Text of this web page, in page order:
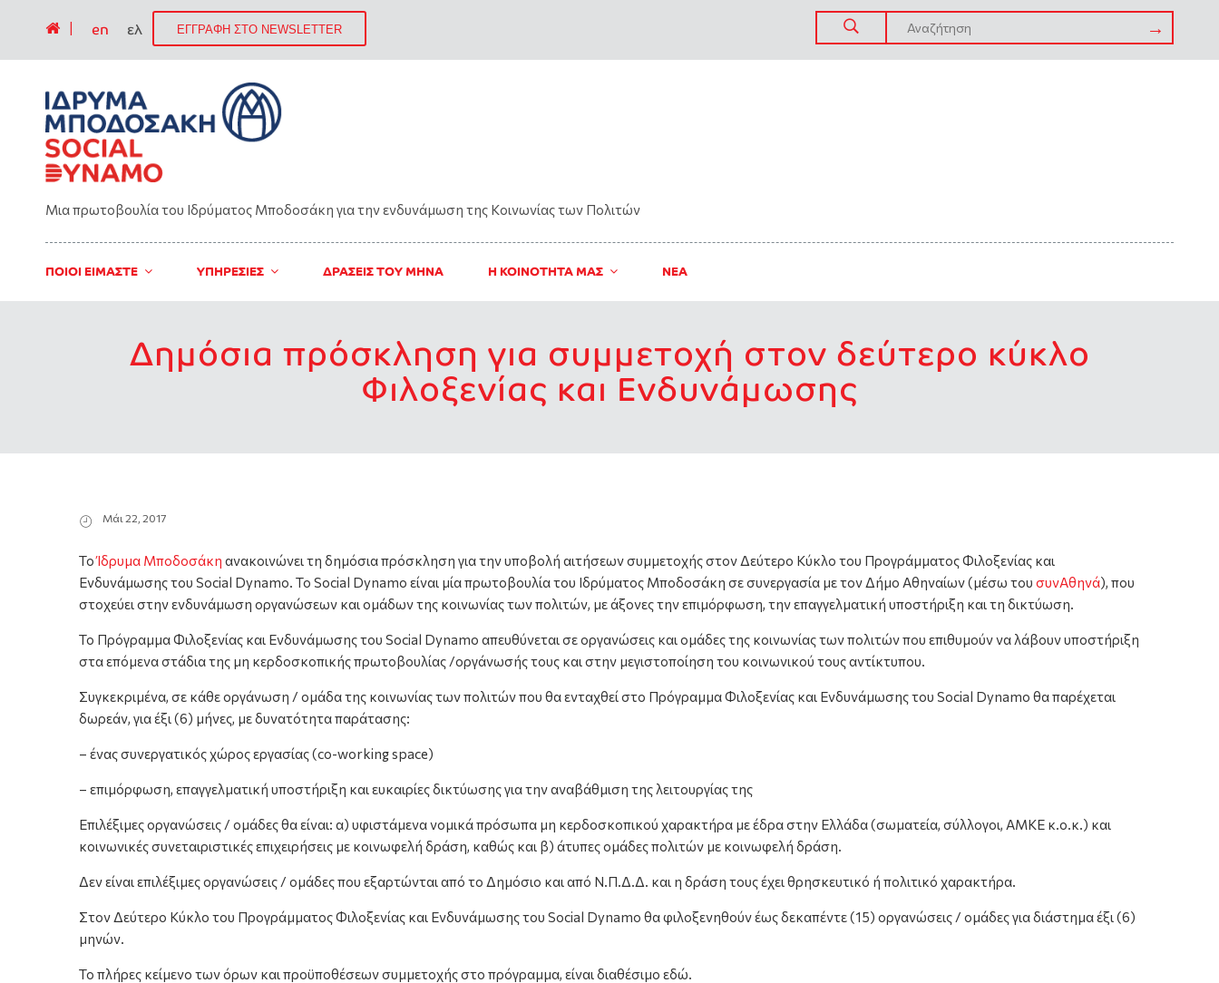
en ελ ΕΓΓΡΑΦΗ ΣΤΟ NEWSLETTER
Μια πρωτοβουλία του Ιδρύματος Μποδοσάκη για την ενδυνάμωση της Kοινωνίας των Πολιτών
ΠΟΙΟΙ ΕΙΜΑΣΤΕ ΥΠΗΡΕΣΙΕΣ ΔΡΑΣΕΙΣ ΤΟΥ ΜΗΝΑ Η ΚΟΙΝΟΤΗΤΑ ΜΑΣ ΝΈΑ
Δημόσια πρόσκληση για συμμετοχή στον δεύτερο κύκλο
Φιλοξενίας και Ενδυνάμωσης
Μάι 22, 2017
ΤοΊδρυμα Μποδοσάκη ανακοινώνει τη δημόσια πρόσκληση για την υποβολή αιτήσεων συμμετοχής στον Δεύτερο Κύκλο του Προγράμματος Φιλοξενίας και
Ενδυνάμωσης του Social Dynamo. Το Social Dynamo είναι μία πρωτοβουλία του Ιδρύματος Μποδοσάκη σε συνεργασία με τον Δήμο Αθηναίων (μέσω του συνΑθηνά), που
στοχεύει στην ενδυνάμωση οργανώσεων και ομάδων της κοινωνίας των πολιτών, με άξονες την επιμόρφωση, την επαγγελματική υποστήριξη και τη δικτύωση.
Το Πρόγραμμα Φιλοξενίας και Ενδυνάμωσης του Social Dynamo απευθύνεται σε οργανώσεις και ομάδες της κοινωνίας των πολιτών που επιθυμούν να λάβουν υποστήριξη
στα επόμενα στάδια της μη κερδοσκοπικής πρωτοβουλίας /οργάνωσής τους και στην μεγιστοποίηση του κοινωνικού τους αντίκτυπου.
Συγκεκριμένα, σε κάθε οργάνωση / ομάδα της κοινωνίας των πολιτών που θα ενταχθεί στο Πρόγραμμα Φιλοξενίας και Ενδυνάμωσης του Social Dynamo θα παρέχεται
δωρεάν, για έξι (6) μήνες, με δυνατότητα παράτασης:
– ένας συνεργατικός χώρος εργασίας (co-working space)
– επιμόρφωση, επαγγελματική υποστήριξη και ευκαιρίες δικτύωσης για την αναβάθμιση της λειτουργίας της
Επιλέξιμες οργανώσεις / ομάδες θα είναι: α) υφιστάμενα νομικά πρόσωπα μη κερδοσκοπικού χαρακτήρα με έδρα στην Ελλάδα (σωματεία, σύλλογοι, ΑΜΚΕ κ.ο.κ.) και
κοινωνικές συνεταιριστικές επιχειρήσεις με κοινωφελή δράση, καθώς και β) άτυπες ομάδες πολιτών με κοινωφελή δράση.
Δεν είναι επιλέξιμες οργανώσεις / ομάδες που εξαρτώνται από το Δημόσιο και από Ν.Π.Δ.Δ. και η δράση τους έχει θρησκευτικό ή πολιτικό χαρακτήρα.
Στον Δεύτερο Κύκλο του Προγράμματος Φιλοξενίας και Ενδυνάμωσης του Social Dynamo θα φιλοξενηθούν έως δεκαπέντε (15) οργανώσεις / ομάδες για διάστημα έξι (6)
μηνών.
Το πλήρες κείμενο των όρων και προϋποθέσεων συμμετοχής στο πρόγραμμα, είναι διαθέσιμο εδώ.